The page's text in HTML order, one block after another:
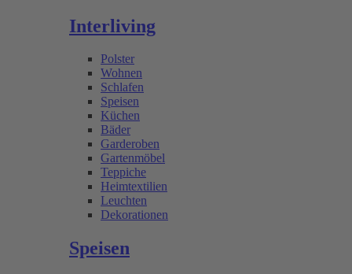
Interliving
Polster
Wohnen
Schlafen
Speisen
Küchen
Bäder
Garderoben
Gartenmöbel
Teppiche
Heimtextilien
Leuchten
Dekorationen
Speisen